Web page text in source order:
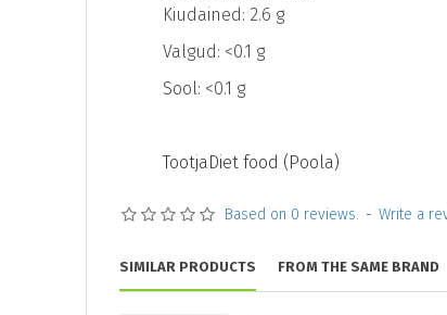
Kiudained: 2.6 g
Valgud: <0.1 g
Sool: <0.1 g
TootjaDiet food (Poola)
Based on 0 reviews. - Write a
SIMILAR PRODUCTS FROM THE SAME BRAND